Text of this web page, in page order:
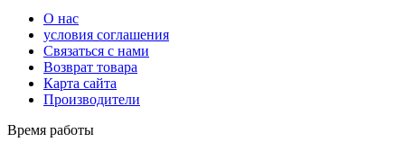
О нас
условия соглашения
Связаться с нами
Возврат товара
Карта сайта
Производители
Время работы